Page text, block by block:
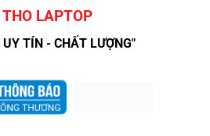
LAPTOP
TÍN - CHẤT LƯỢNG"